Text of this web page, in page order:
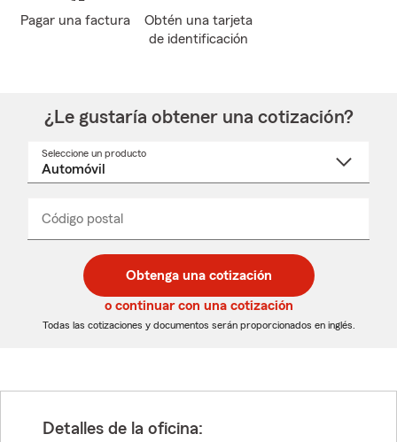
Pagar una factura
Obtén una tarjeta
de identificación
¿Le gustaría obtener una cotización?
Seleccione un producto
desplegable
Código postal
de
5
dígitos
de
5
dígitos
_____
Obtenga una cotización
o continuar con una cotización
Todas las cotizaciones y documentos serán proporcionados en inglés.
Detalles de la oficina: